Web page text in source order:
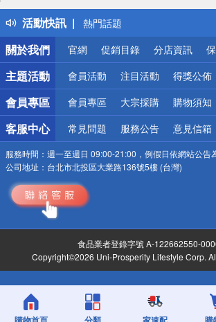
活動快訊
得獎公告
熱門話題
銀行優惠
偏遠地區配送
詐騙網頁！請小心！
關於我們
官網 促銷目錄 分店資訊
主題活動 會員活動 注目活動 得獎公佈
會員專區 會員專區 大宗採購 購物須知
客服中心 常見問題 服務公告 意見信箱
服務時間： 週一至週日 09:00-21:00，例假日依網站公告
公司地址： 台北市北投區大業路136號5樓 (台灣)
食品業者登錄字號 A-122662550-
Copyright©2026 Uni-Prosperity Lifestyle Corp.